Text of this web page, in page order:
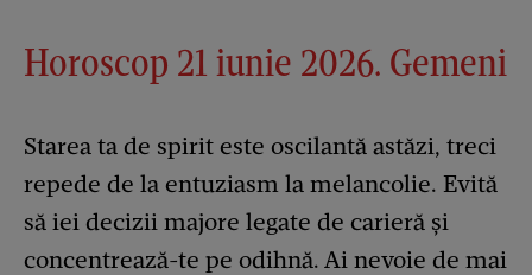
Horoscop 21 iunie 2026. Gemeni
Starea ta de spirit este oscilantă astăzi, treci
repede de la entuziasm la melancolie. Evită
să iei decizii majore legate de carieră și
concentrează-te pe odihnă. Ai nevoie de mai